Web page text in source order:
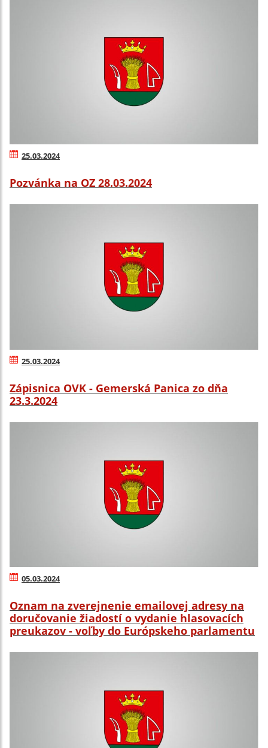
25.03.2024
Pozvánka na OZ 28.03.2024
25.03.2024
Zápisnica OVK - Gemerská Panica zo dňa
23.3.2024
05.03.2024
Oznam na zverejnenie emailovej adresy na
doručovanie žiadostí o vydanie hlasovacích
preukazov - voľby do Európskeho parlamentu